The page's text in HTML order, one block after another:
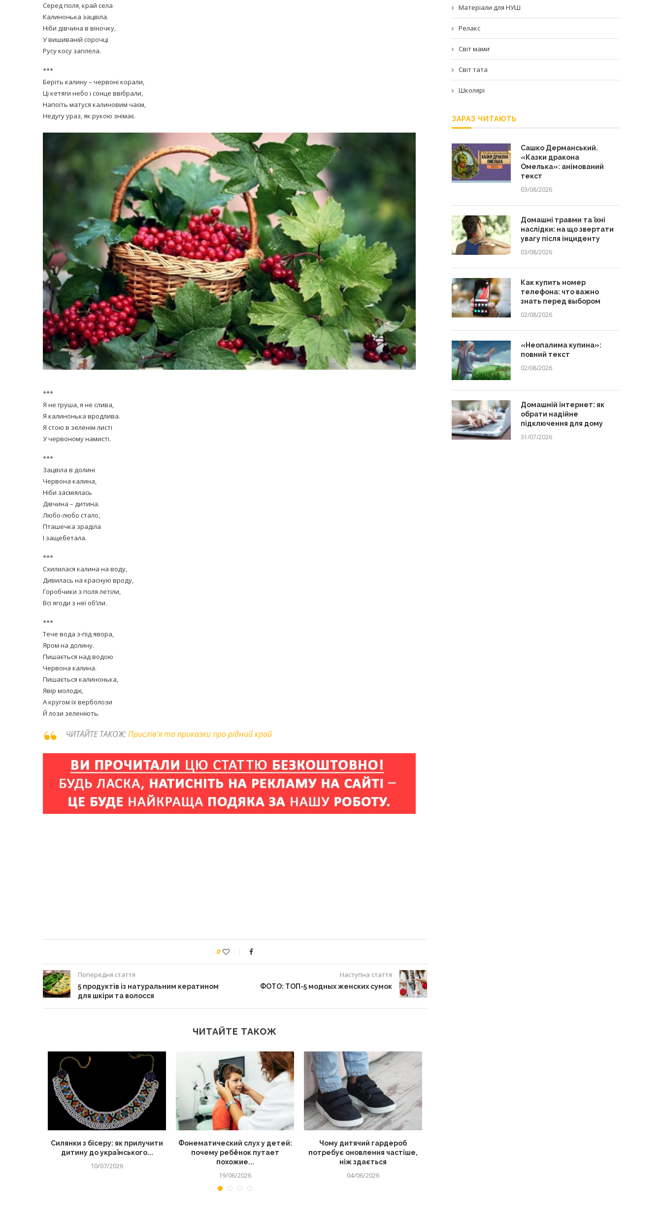
Серед поля, край села
Калинонька зацвіла.
Ніби дівчина в віночку,
У вишиваній сорочці
Русу косу заплела.
***
Беріть калину – червоні корали,
Ці кетяги небо і сонце ввібрали,
Напоїть матуся калиновим чаєм,
Недугу ураз, як рукою знімає.
***
Я не груша, я не слива,
Я калинонька вродлива.
Я стою в зеленім листі
У червоному намисті.
***
Зацвіла в долині
Червона калина,
Ніби засміялась
Дівчина – дитина.
Любо-любо стало,
Пташечка зраділа
І защебетала.
***
Схилилася калина на воду,
Дивилась на красную вроду,
Горобчики з поля летіли,
Всі ягоди з неї об’їли.
***
Тече вода з-під явора,
Яром на долину.
Пишається над водою
Червона калина.
Пишається калинонька,
Явір молодіє,
А кругом їх верболози
Й лози зеленіють.
ЧИТАЙТЕ ТАКОЖ:Прислів’я та приказки про рідний край
0
Попередня стаття
5 продуктів із натуральним кератином
для шкіри та волосся
Наступна стаття
ФОТО: ТОП-5 модных женских сумок
ЧИТАЙТЕ ТАКОЖ
Силянки з бісеру: як прилучити
дитину до українського...
10/07/2026
Фонематический слух у детей:
почему ребёнок путает
похожие...
19/06/2026
Чому дитячий гардероб
потребує оновлення частіше,
ніж здається
04/06/2026
Матеріали для НУШ
Релакс
Світ мами
Світ тата
Школярі
ЗАРАЗ ЧИТАЮТЬ
Сашко Дерманський.
«Казки дракона
Омелька»: анімований
текст
03/08/2026
Домашні травми та їхні
наслідки: на що звертати
увагу після інциденту
03/08/2026
Как купить номер
телефона: что важно
знать перед выбором
02/08/2026
«Неопалима купина»:
повний текст
02/08/2026
Домашній інтернет: як
обрати надійне
підключення для дому
31/07/2026